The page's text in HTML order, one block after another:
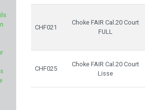
CHF021
Choke FAIR Cal.20 Court
FULL
CHF025
Choke FAIR Cal.20 Court
Lisse